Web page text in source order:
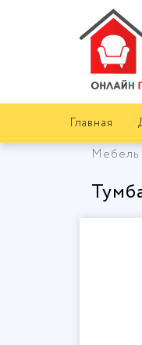
Главная
Мебель